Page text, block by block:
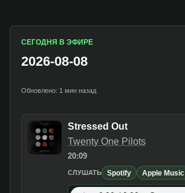
СЕГОДНЯ В ЭФИРЕ
2026-08-08
Обновлено: 1 мин назад
Stressed Out
Twenty One Pilots
20:09
СЛУШАТЬ Spotify Apple Music